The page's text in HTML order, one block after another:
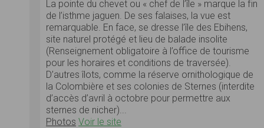
La pointe du chevet ou « chef de l’île » marque la fin
de l’isthme jaguen. De ses falaises, la vue est
remarquable. En face, se dresse l’île des Ebihens,
site naturel protégé et lieu de balade insolite
(Renseignement obligatoire à l’office de tourisme
pour les horaires et conditions de traversée).
D’autres îlots, comme la réserve ornithologique de
la Colombière et ses colonies de Sternes (interdite
d’accès d’avril à octobre pour permettre aux
sternes de nicher)...
Photos Voir le site